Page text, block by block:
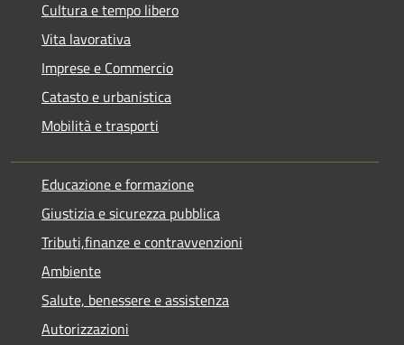
Cultura e tempo libero
Vita lavorativa
Imprese e Commercio
Catasto e urbanistica
Mobilità e trasporti
Educazione e formazione
Giustizia e sicurezza pubblica
Tributi,finanze e contravvenzioni
Ambiente
Salute, benessere e assistenza
Autorizzazioni